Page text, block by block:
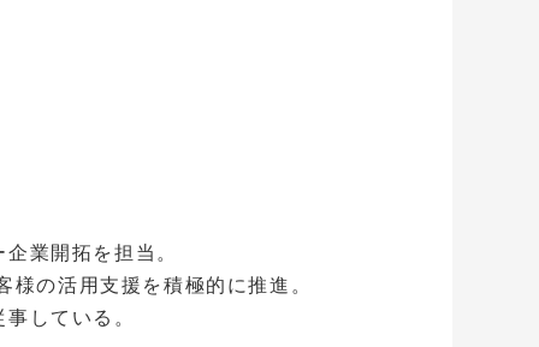
業開拓を担当。
の活用支援を積極的に推進。
している。